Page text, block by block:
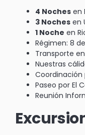
4 Noches en
3 Noches en
1 Noche en
Régimen: 8
Transporte
Nuestras
Coordinación
Paseo por El
Reunión